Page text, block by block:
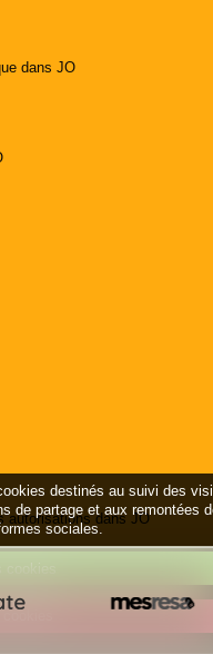
dans JO
autorisations dans JO
des autorisations dans JO
destinés au suivi des
de partage et aux remontées
sociales.